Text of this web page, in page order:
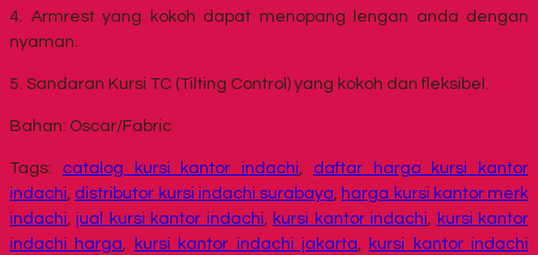
4. Armrest yang kokoh dapat menopang lengan anda dengan
nyaman.
5. Sandaran Kursi TC (Tilting Control) yang kokoh dan fleksibel.
Bahan: Oscar/Fabric
Tags: catalog kursi kantor indachi, daftar harga kursi kantor
indachi, distributor kursi indachi surabaya, harga kursi kantor merk
indachi,jual kursi kantor indachi, kursi kantor indachi, kursi kantor
indachi harga, kursi kantor indachi jakarta, kursi kantor indachi